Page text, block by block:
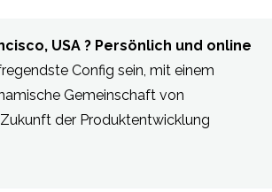
USA ? Persönlich und online
Config sein, mit einem
Gemeinschaft von
der Produktentwicklung